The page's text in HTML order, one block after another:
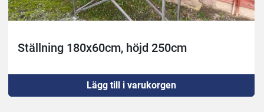
Ställning 180x60cm, höjd 250cm
Lägg till i varukorgen